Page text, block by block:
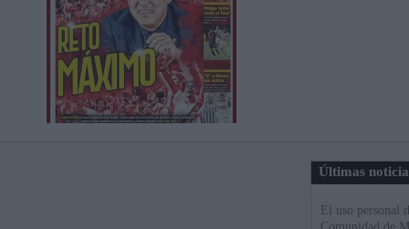
Últimas
El uso personal